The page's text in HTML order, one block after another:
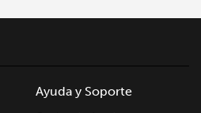
Ayuda y Soporte